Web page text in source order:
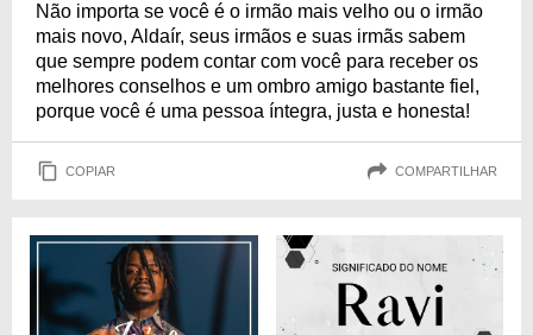
Não importa se você é o irmão mais velho ou o irmão
mais novo, Aldaír, seus irmãos e suas irmãs sabem
que sempre podem contar com você para receber os
melhores conselhos e um ombro amigo bastante fiel,
porque você é uma pessoa íntegra, justa e honesta!
COPIAR COMPARTILHAR